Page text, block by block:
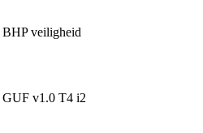
BHP veiligheid
GUF v1.0 T4 i2